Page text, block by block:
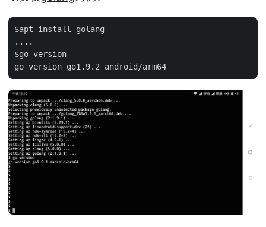
$apt install golang
....
$go version